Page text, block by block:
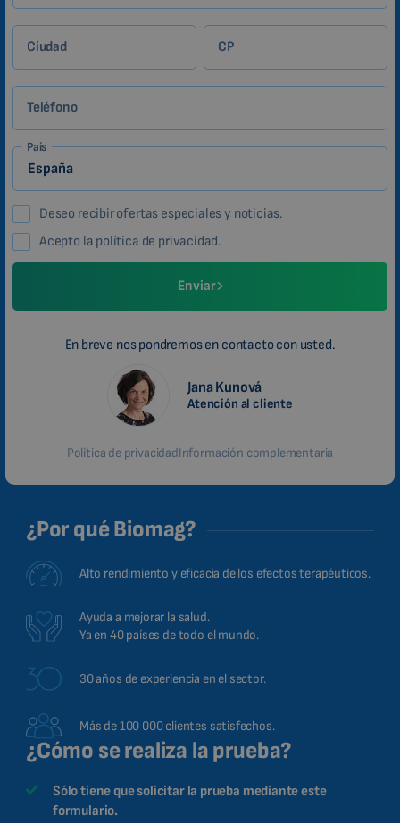
Ciudad CP
Teléfono
País
Deseo recibir ofertas especiales y noticias.
Acepto la política de privacidad.
Enviar
En breve nos pondremos en contacto con usted.
Jana Kunová
Atención al cliente
Política de privacidadInformación complementaria
¿Por qué Biomag?
Alto rendimiento y eficacia de los efectos terapéuticos.
Ayuda a mejorar la salud.
Ya en 40 países de todo el mundo.
30 años de experiencia en el sector.
Más de 100 000 clientes satisfechos.
¿Cómo se realiza la prueba?
Sólo tiene que solicitar la prueba mediante este
formulario.